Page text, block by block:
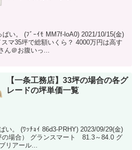
ﾌﾞｰｲﾓ MM7f-loA0) 2021/10/15(金)
名無しさん＠お腹いっ...
【一条工務店】33坪の場合の各グ
レードの坪単価一覧
ｯﾁｮｲ 86d3-PRHY) 2023/09/29(金)
リアール...